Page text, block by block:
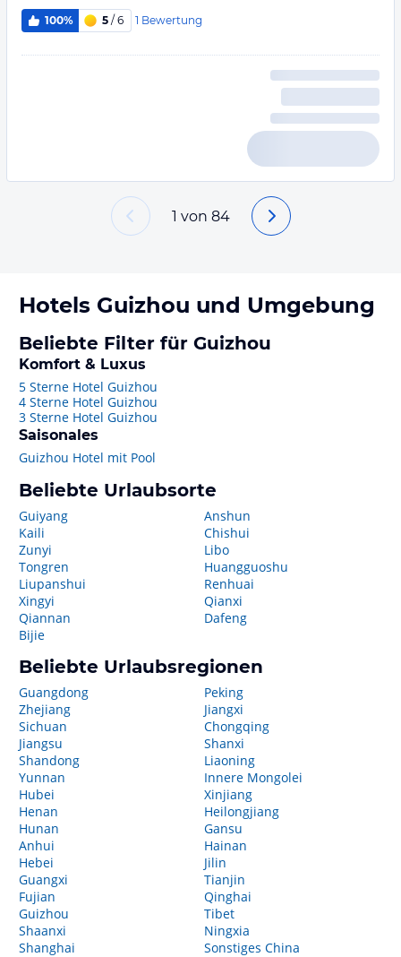
100% 5 / 6 1 Bewertung
1 von 84
Hotels Guizhou und Umgebung
Beliebte Filter für Guizhou
Komfort & Luxus
5 Sterne Hotel Guizhou
4 Sterne Hotel Guizhou
3 Sterne Hotel Guizhou
Saisonales
Guizhou Hotel mit Pool
Beliebte Urlaubsorte
Guiyang
Kaili
Zunyi
Tongren
Liupanshui
Xingyi
Qiannan
Bijie
Anshun
Chishui
Libo
Huangguoshu
Renhuai
Qianxi
Dafeng
Beliebte Urlaubsregionen
Guangdong
Zhejiang
Sichuan
Jiangsu
Shandong
Yunnan
Hubei
Henan
Hunan
Anhui
Hebei
Guangxi
Fujian
Guizhou
Shaanxi
Shanghai
Peking
Jiangxi
Chongqing
Shanxi
Liaoning
Innere Mongolei
Xinjiang
Heilongjiang
Gansu
Hainan
Jilin
Tianjin
Qinghai
Tibet
Ningxia
Sonstiges China